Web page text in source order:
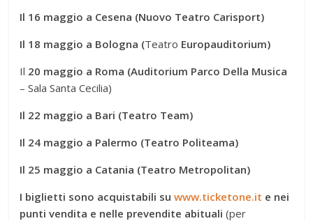
Il 16 maggio a Cesena (Nuovo Teatro Carisport)
Il 18 maggio a Bologna (Teatro Europauditorium)
Il 20 maggio a Roma (Auditorium Parco Della Musica
– Sala Santa Cecilia)
Il 22 maggio a Bari (Teatro Team)
Il 24 maggio a Palermo (Teatro Politeama)
Il 25 maggio a Catania (Teatro Metropolitan)
I biglietti sono acquistabili suwww.ticketone.it e nei
punti vendita e nelle prevendite abituali (per